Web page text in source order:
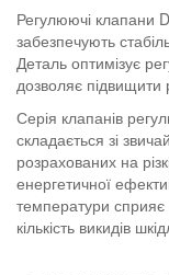
Регулюючі клапани
забезпечують
Деталь оптимізує
дозволяє підвищити
Серія клапанів
складається зі
розрахованих на
енергетичної
температури
кількість викидів